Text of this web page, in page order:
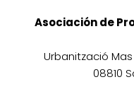
Asociación de
Urbanització
08810